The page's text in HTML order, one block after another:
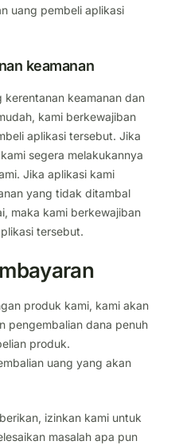
uang pembeli aplikasi
keamanan
keamanan dan
kami berkewajiban
aplikasi tersebut. Jika
segera melakukannya
Jika aplikasi kami
yang tidak ditambal
maka kami berkewajiban
tersebut.
produk kami, kami akan
pengembalian dana penuh
produk.
uang yang akan
izinkan kami untuk
masalah apa pun